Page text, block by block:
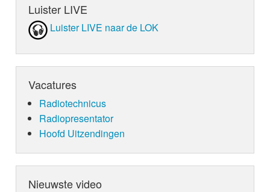
Luister LIVE
Luister LIVE naar de LOK
Vacatures
Radiotechnicus
Radiopresentator
Hoofd Uitzendingen
Nieuwste video